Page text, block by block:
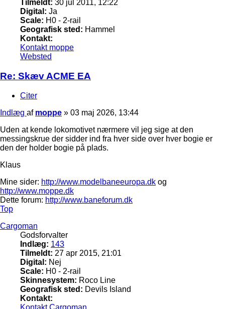
Tilmeldt: 30 jul 2011, 12:22
Digital: Ja
Scale: H0 - 2-rail
Geografisk sted: Hammel
Kontakt:
Kontakt moppe
Websted
Re: Skæv ACME EA
Citer
Indlæg af moppe » 03 maj 2026, 13:44
Uden at kende lokomotivet nærmere vil jeg sige at den
messingskrue der sidder ind fra hver side over hver bogie er
den der holder bogie på plads.
Klaus
Mine sider: http://www.modelbaneeuropa.dk og
http://www.moppe.dk
Dette forum: http://www.baneforum.dk
Top
Cargoman
Godsforvalter
Indlæg: 143
Tilmeldt: 27 apr 2015, 21:01
Digital: Nej
Scale: H0 - 2-rail
Skinnesystem: Roco Line
Geografisk sted: Devils Island
Kontakt:
Kontakt Cargoman